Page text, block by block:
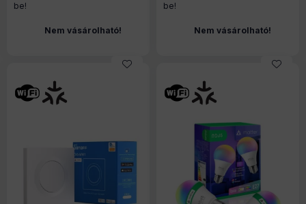
be!
Nem vásárolható!
be!
Nem vásárolható!